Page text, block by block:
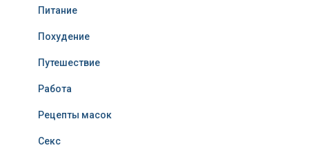
Питание
Похудение
Путешествие
Работа
Рецепты масок
Секс